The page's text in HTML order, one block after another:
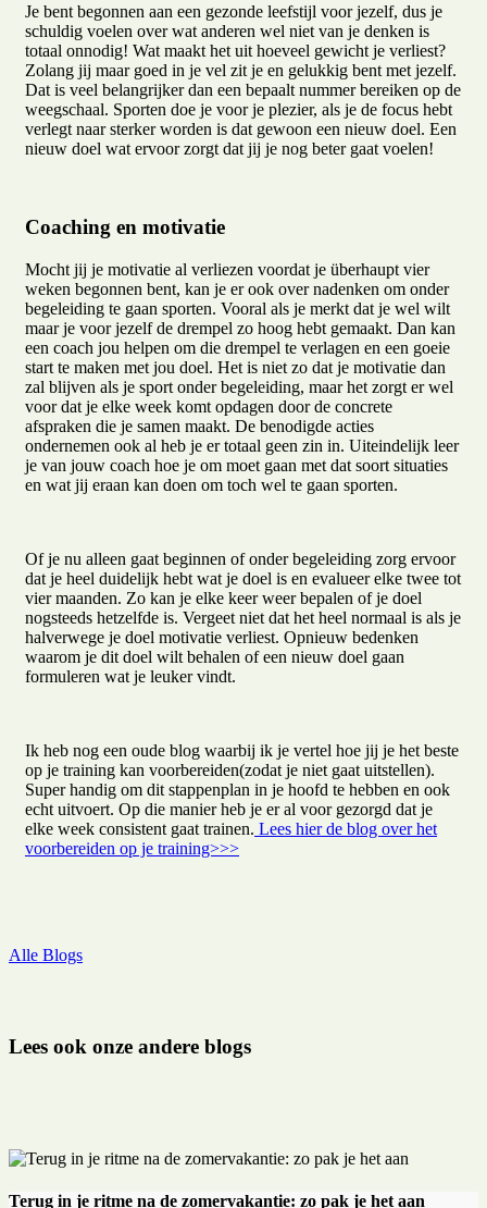
Je bent begonnen aan een gezonde leefstijl voor jezelf, dus je
schuldig voelen over wat anderen wel niet van je denken is
totaal onnodig! Wat maakt het uit hoeveel gewicht je verliest?
Zolang jij maar goed in je vel zit je en gelukkig bent met jezelf.
Dat is veel belangrijker dan een bepaalt nummer bereiken op de
weegschaal. Sporten doe je voor je plezier, als je de focus hebt
verlegt naar sterker worden is dat gewoon een nieuw doel. Een
nieuw doel wat ervoor zorgt dat jij je nog beter gaat voelen!
Coaching en motivatie
Mocht jij je motivatie al verliezen voordat je überhaupt vier
weken begonnen bent, kan je er ook over nadenken om onder
begeleiding te gaan sporten. Vooral als je merkt dat je wel wilt
maar je voor jezelf de drempel zo hoog hebt gemaakt. Dan kan
een coach jou helpen om die drempel te verlagen en een goeie
start te maken met jou doel. Het is niet zo dat je motivatie dan
zal blijven als je sport onder begeleiding, maar het zorgt er wel
voor dat je elke week komt opdagen door de concrete
afspraken die je samen maakt. De benodigde acties
ondernemen ook al heb je er totaal geen zin in. Uiteindelijk leer
je van jouw coach hoe je om moet gaan met dat soort situaties
en wat jij eraan kan doen om toch wel te gaan sporten.
Of je nu alleen gaat beginnen of onder begeleiding zorg ervoor
dat je heel duidelijk hebt wat je doel is en evalueer elke twee tot
vier maanden. Zo kan je elke keer weer bepalen of je doel
nogsteeds hetzelfde is. Vergeet niet dat het heel normaal is als je
halverwege je doel motivatie verliest. Opnieuw bedenken
waarom je dit doel wilt behalen of een nieuw doel gaan
formuleren wat je leuker vindt.
Ik heb nog een oude blog waarbij ik je vertel hoe jij je het beste
op je training kan voorbereiden(zodat je niet gaat uitstellen).
Super handig om dit stappenplan in je hoofd te hebben en ook
echt uitvoert. Op die manier heb je er al voor gezorgd dat je
elke week consistent gaat trainen. Lees hier de blog over het
voorbereiden op je training>>>
Alle Blogs
Lees ook onze andere blogs
Terug in je ritme na de zomervakantie: zo pak je het aan